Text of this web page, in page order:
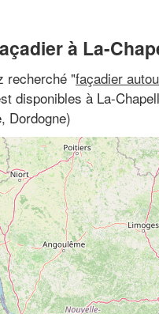
à La-
recherché "façadier
disponibles à La-
Dordogne)